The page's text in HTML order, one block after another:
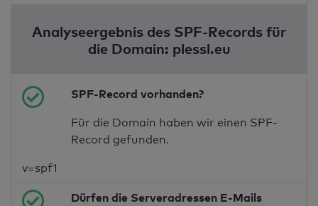
Analyseergebnis des SPF-Records für
die Domain: plessl.eu
SPF-Record vorhanden?
Für die Domain haben wir einen SPF-
Record gefunden.
v=spf1
Dürfen die Serveradressen E-Mails